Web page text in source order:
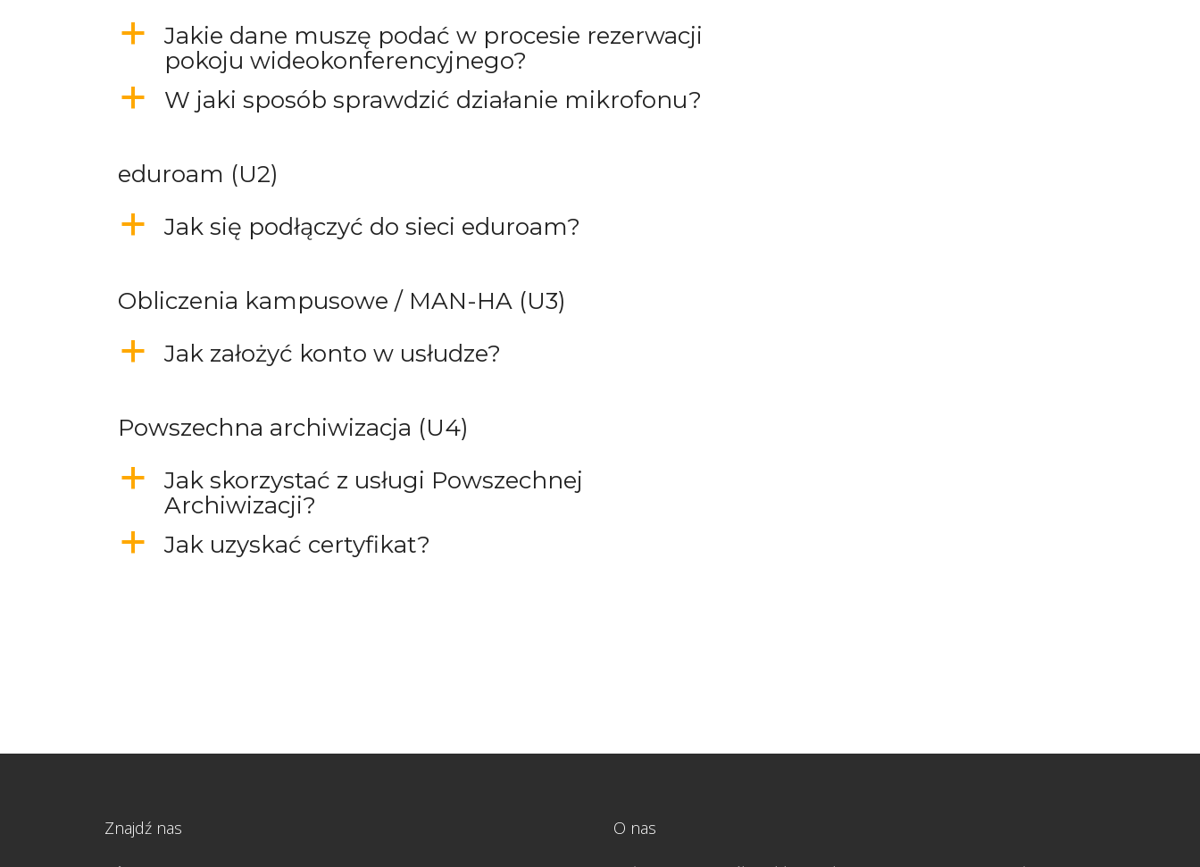
a
Jakie dane muszę podać w procesie rezerwacji
pokoju wideokonferencyjnego?
a W jaki sposób sprawdzić działanie mikrofonu?
eduroam (U2)
a Jak się podłączyć do sieci eduroam?
Obliczenia kampusowe / MAN-HA (U3)
a Jak założyć konto w usłudze?
Powszechna archiwizacja (U4)
a
Jak skorzystać z usługi Powszechnej
Archiwizacji?
a Jak uzyskać certyfikat?
Znajdź nas O nas